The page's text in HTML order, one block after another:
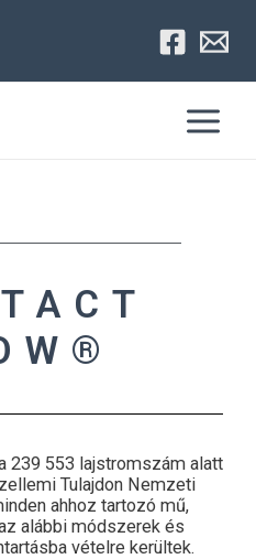
Main
239 553 lajstromszám alatt
Tulajdon Nemzeti
ahhoz tartozó mű,
alábbi módszerek és
vételre kerültek.